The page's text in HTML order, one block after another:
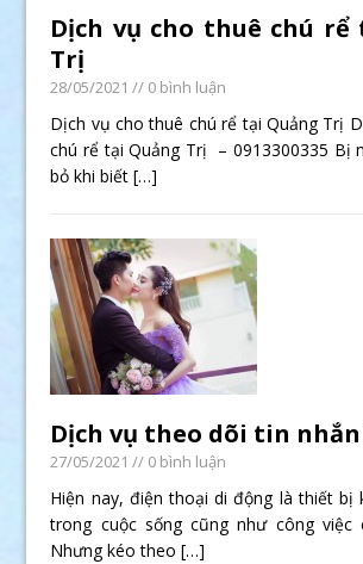
Dịch vụ cho thuê chú rể
Trị
28/05/2021 // 0 bình luận
Dịch vụ cho thuê chú rể tại Quảng Trị
chú rể tại Quảng Trị – 0913300335 Bị
bỏ khi biết[…]
Dịch vụ theo dõi tin
27/05/2021 // 0 bình luận
Hiện nay, điện thoại di động là thiết bị
trong cuộc sống cũng như công việc
Nhưng kéo theo[…]